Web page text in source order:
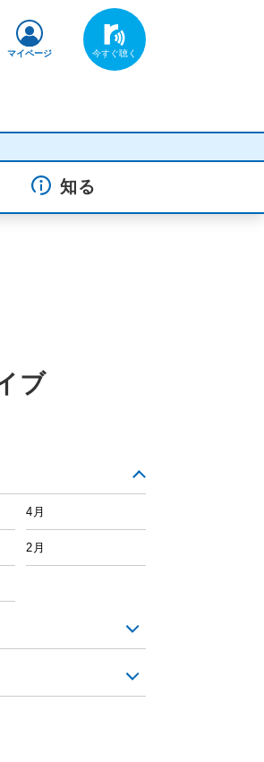
マイページ
知る
ブ
4月
2月